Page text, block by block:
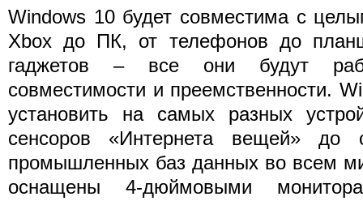
Windows 10 будет совместима с
Xbox до ПК, от телефонов до
гаджетов – все они будут
совместимости и преемственности.
установить на самых разных
сенсоров «Интернета вещей» до
промышленных баз данных во всем
оснащены 4-дюймовыми